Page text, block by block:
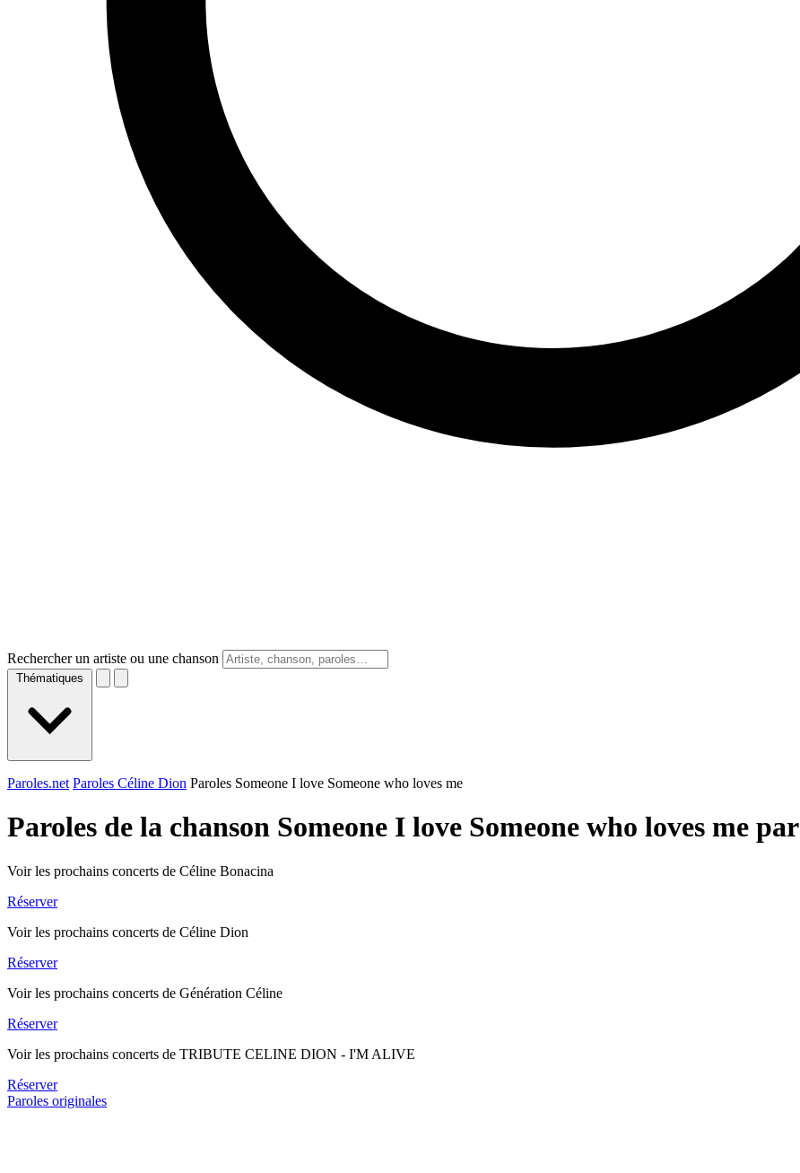
Rechercher un artiste ou une chanson
Thématiques
Paroles.net Paroles Céline Dion Paroles Someone I love Someone who loves me
Paroles de la chanson Someone I love Someone who loves me par
Voir les prochains concerts de Céline Bonacina
Réserver
Voir les prochains concerts de Céline Dion
Réserver
Voir les prochains concerts de Génération Céline
Réserver
Voir les prochains concerts de TRIBUTE CELINE DION - I'M ALIVE
Réserver
Paroles originales